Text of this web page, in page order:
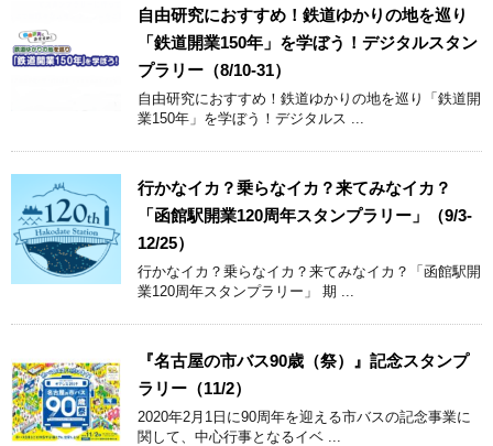
自由研究におすすめ！鉄道ゆかりの地を巡り
「鉄道開業150年」を学ぼう！デジタルスタン
プラリー（8/10-31）
自由研究におすすめ！鉄道ゆかりの地を巡り「鉄道開
業150年」を学ぼう！デジタルス ...
行かなイカ？乗らなイカ？来てみなイカ？
「函館駅開業120周年スタンプラリー」（9/3-
12/25）
行かなイカ？乗らなイカ？来てみなイカ？「函館駅開
業120周年スタンプラリー」 期 ...
『名古屋の市バス90歳（祭）』記念スタンプ
ラリー（11/2）
2020年2月1日に90周年を迎える市バスの記念事業に
関して、中心行事となるイベ ...